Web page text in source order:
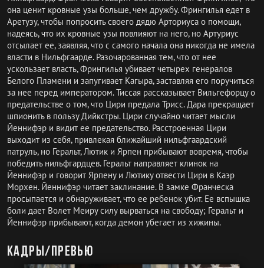
она ценит кровные узы больше, чем дружбу. Фрингилья едет в
Аретузу, чтобы попросить своего дядю Арториуса о помощи,
надеясь, что их кровные узы повлияют на него, но Артуриус
отсылает ее, заявляя, что с самого начала она никогда не имела
власти в Нильфгаарде. Разочарованная тем, что от нее
ускользает власть, Фрингилья убивает четырех генералов
Белого Пламени и запугивает Кагыра, заставляя его поручиться
за нее перед императором. Тиссая рассказывает Вильгефорцу о
предательстве о том, что Цири предала Трисс. Дара прекращает
шпионить в пользу Дийкстры. Цири случайно читает мысли
Йеннифэр и видит ее предательство. Расстроенная Цири
выходит из себя, привлекая ближайший нильфгаардский
патруль, но Геральт, Лютик и Ярпен прибывают вовремя, чтобы
победить нильфгардцев. Геральт направляет клинок на
Йеннифэр и говорит Ярпену и Лютику отвести Цири в Каэр
Морхен. Йеннифэр читает заклинание. В замке Франческа
просыпается и обнаруживает, что ее ребенок убит. Ее вспышка
боли дает Волет Меиру силу вырваться на свободу; Геральт и
Йеннифэр прибывают, когда демон убегает из хижины.
Кадры/превью